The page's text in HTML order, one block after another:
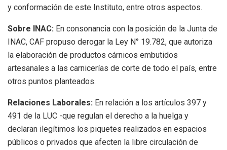
y conformación de este Instituto, entre otros aspectos.
Sobre INAC: En consonancia con la posición de la Junta de
INAC, CAF propuso derogar la Ley N° 19.782, que autoriza
la elaboración de productos cárnicos embutidos
artesanales a las carnicerías de corte de todo el país, entre
otros puntos planteados.
Relaciones Laborales: En relación a los artículos 397 y
491 de la LUC -que regulan el derecho a la huelga y
declaran ilegítimos los piquetes realizados en espacios
públicos o privados que afecten la libre circulación de